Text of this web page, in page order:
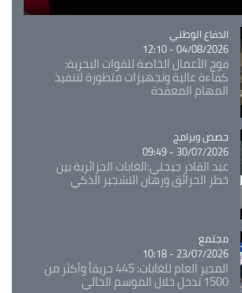
Catégorie
الدفاع الوطني
04/08/2026 - 12:10
فوج الأعمال الخاصة للقوات البحرية:
كفاءة عالية وتجهيزات متطورة لتنفيذ
المهام المعقدة
Catégorie
حصص وبرامج
30/07/2026 - 09:49
عبد القادر جيجلي:الغابات الجزائرية بين
خطر الحرائق ورهان التشجير الذكي
Catégorie
مجتمع
23/07/2026 - 10:18
المدير العام للغابات: 445 حريقاً وأكثر من
1500 تدخل خلال الموسم الحالي